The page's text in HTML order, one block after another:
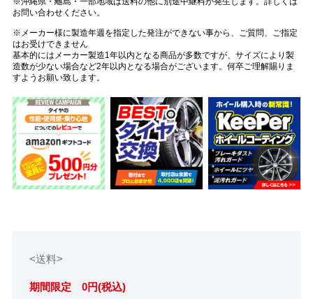
お問い合わせください。
※メーカー様に製造年週を指定した発注ができない事から、ご質問、ご指定
はお受けできません
基本的にはメーカー製造1年以内となる商品が多数ですが、サイズにより製
造数が少ない場合など2年以内となる場合がございます。何卒ご理解賜りま
すようお願い致します。
<送料>
期間限定 0円(税込)